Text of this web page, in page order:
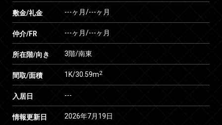
敷金/礼金 ---ヶ月/---ヶ月
仲介/FR ---ヶ月/---ヶ月
所在階/向き 3階/南東
間取/面積 1K/30.59m2
入居日 ---
情報更新日 2026年7月19日